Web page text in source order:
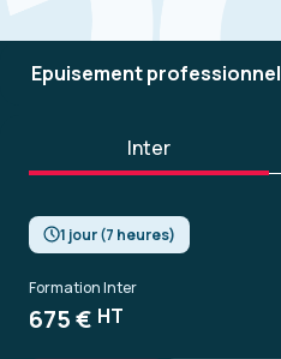
Epuisement
Inter
1 jour (7 heures)
Formation Inter
675 € HT